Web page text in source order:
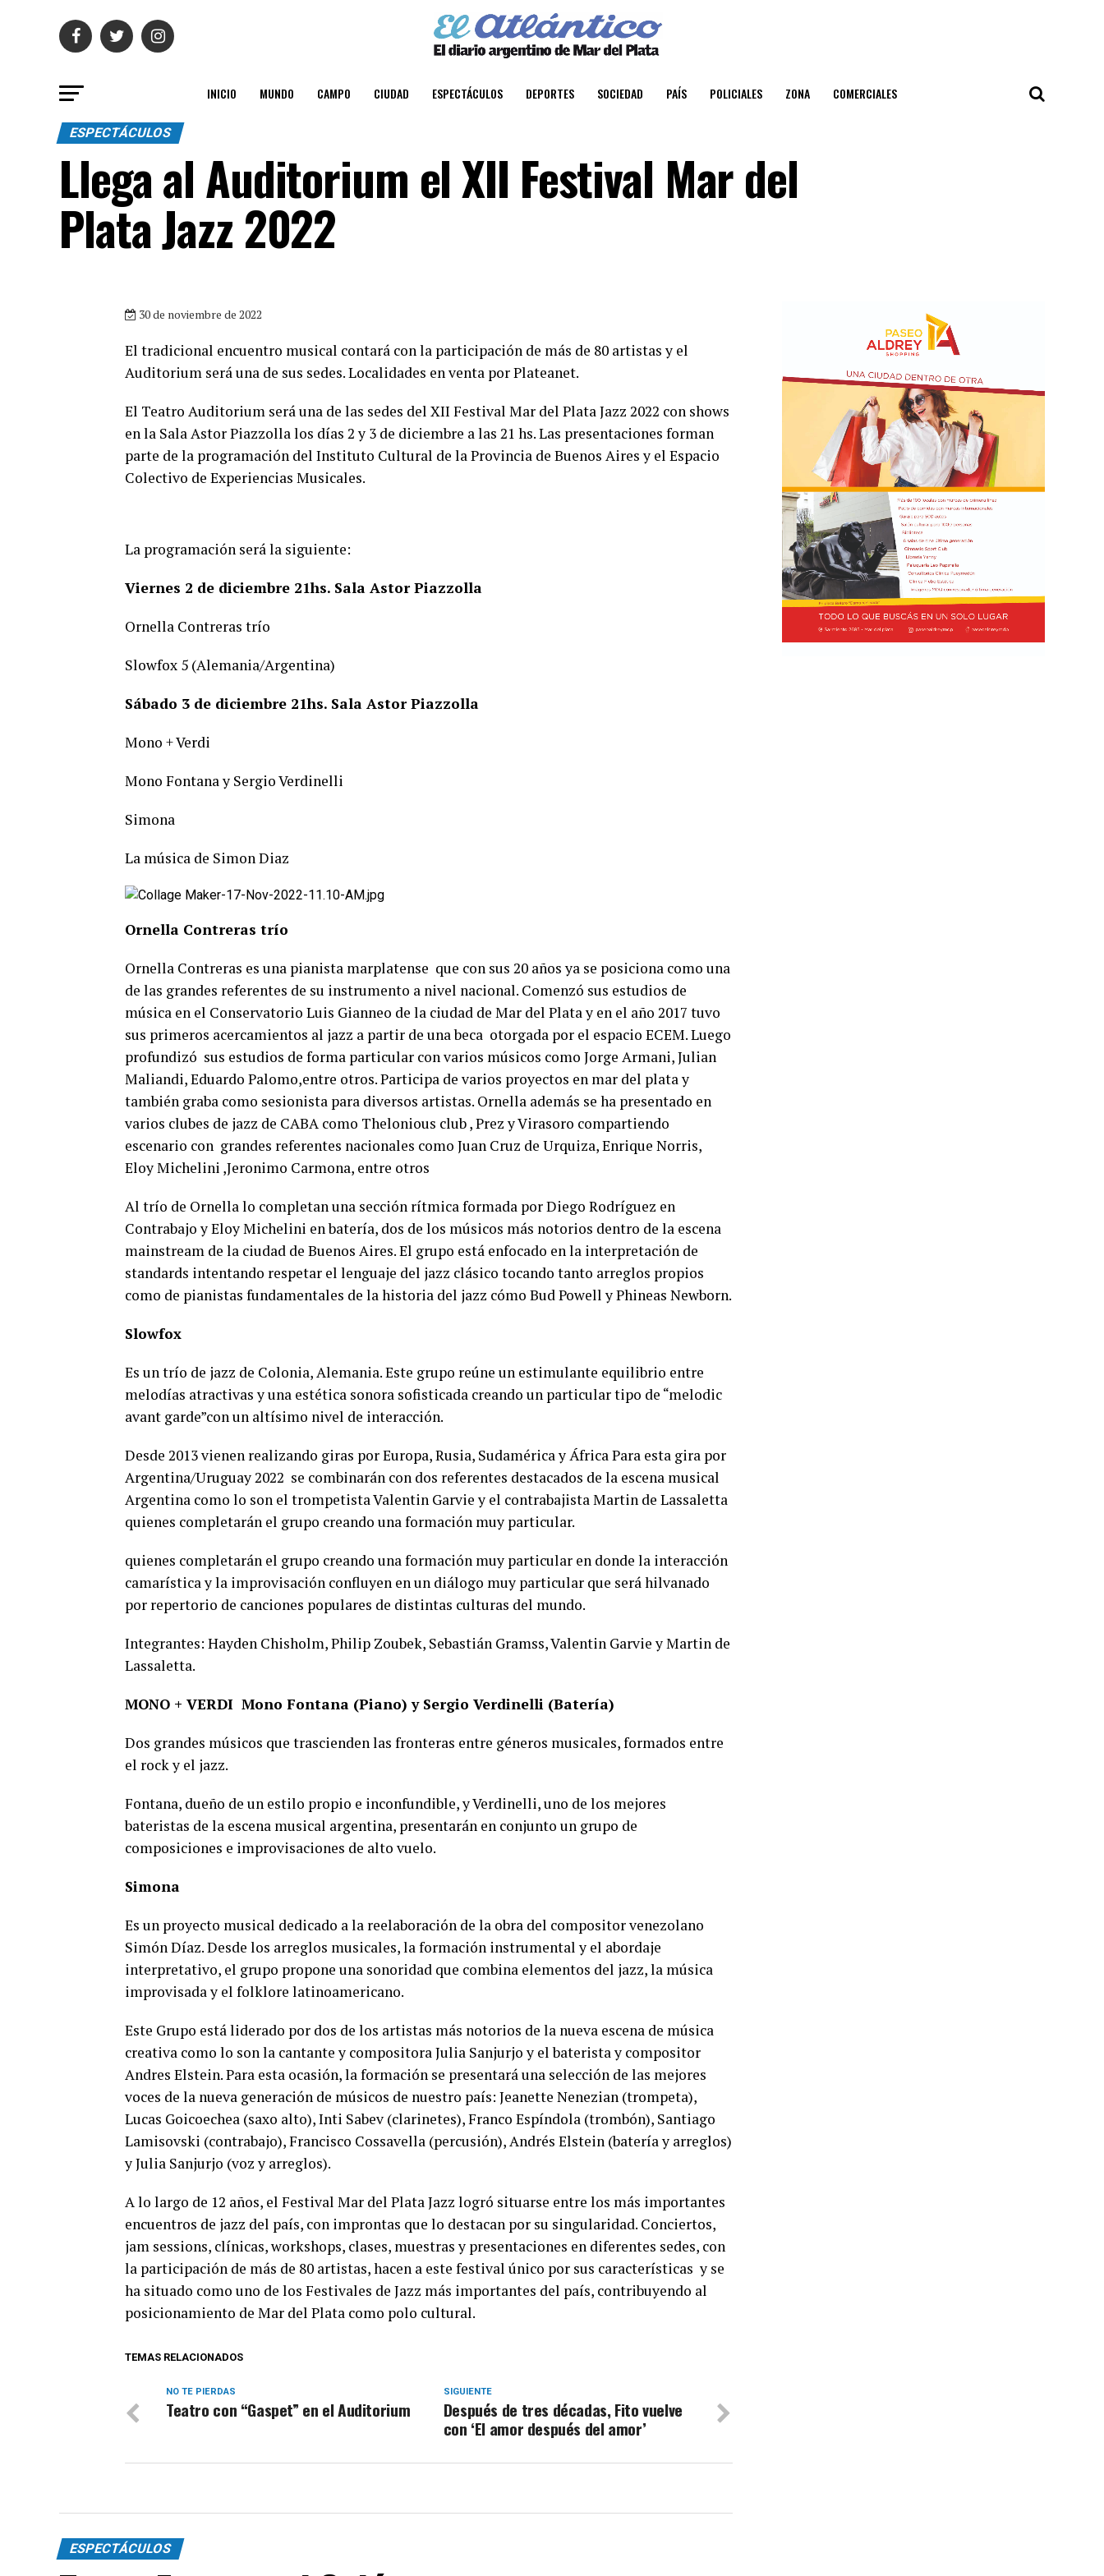
INICIO MUNDO CAMPO CIUDAD ESPECTÁCULOS DEPORTES SOCIEDAD PAÍS POLICIALES ZONA COMERCIALES
ESPECTÁCULOS
Llega al Auditorium el XII Festival Mar del
Plata Jazz 2022
30 de noviembre de 2022
El tradicional encuentro musical contará con la participación de más de 80 artistas y el
Auditorium será una de sus sedes. Localidades en venta por Plateanet.
El Teatro Auditorium será una de las sedes del XII Festival Mar del Plata Jazz 2022 con shows
en la Sala Astor Piazzolla los días 2 y 3 de diciembre a las 21 hs. Las presentaciones forman
parte de la programación del Instituto Cultural de la Provincia de Buenos Aires y el Espacio
Colectivo de Experiencias Musicales.
La programación será la siguiente:
Viernes 2 de diciembre 21hs. Sala Astor Piazzolla
Ornella Contreras trío
Slowfox 5 (Alemania/Argentina)
Sábado 3 de diciembre 21hs. Sala Astor Piazzolla
Mono + Verdi
Mono Fontana y Sergio Verdinelli
Simona
La música de Simon Diaz
Ornella Contreras trío
Ornella Contreras es una pianista marplatense que con sus 20 años ya se posiciona como una
de las grandes referentes de su instrumento a nivel nacional. Comenzó sus estudios de
música en el Conservatorio Luis Gianneo de la ciudad de Mar del Plata y en el año 2017 tuvo
sus primeros acercamientos al jazz a partir de una beca otorgada por el espacio ECEM. Luego
profundizó sus estudios de forma particular con varios músicos como Jorge Armani, Julian
Maliandi, Eduardo Palomo,entre otros. Participa de varios proyectos en mar del plata y
también graba como sesionista para diversos artistas. Ornella además se ha presentado en
varios clubes de jazz de CABA como Thelonious club , Prez y Virasoro compartiendo
escenario con grandes referentes nacionales como Juan Cruz de Urquiza, Enrique Norris,
Eloy Michelini ,Jeronimo Carmona, entre otros
Al trío de Ornella lo completan una sección rítmica formada por Diego Rodríguez en
Contrabajo y Eloy Michelini en batería, dos de los músicos más notorios dentro de la escena
mainstream de la ciudad de Buenos Aires. El grupo está enfocado en la interpretación de
standards intentando respetar el lenguaje del jazz clásico tocando tanto arreglos propios
como de pianistas fundamentales de la historia del jazz cómo Bud Powell y Phineas Newborn.
Slowfox
Es un trío de jazz de Colonia, Alemania. Este grupo reúne un estimulante equilibrio entre
melodías atractivas y una estética sonora sofisticada creando un particular tipo de “melodic
avant garde”con un altísimo nivel de interacción.
Desde 2013 vienen realizando giras por Europa, Rusia, Sudamérica y África Para esta gira por
Argentina/Uruguay 2022 se combinarán con dos referentes destacados de la escena musical
Argentina como lo son el trompetista Valentin Garvie y el contrabajista Martin de Lassaletta
quienes completarán el grupo creando una formación muy particular.
quienes completarán el grupo creando una formación muy particular en donde la interacción
camarística y la improvisación confluyen en un diálogo muy particular que será hilvanado
por repertorio de canciones populares de distintas culturas del mundo.
Integrantes: Hayden Chisholm, Philip Zoubek, Sebastián Gramss, Valentin Garvie y Martin de
Lassaletta.
MONO + VERDI Mono Fontana (Piano) y Sergio Verdinelli (Batería)
Dos grandes músicos que trascienden las fronteras entre géneros musicales, formados entre
el rock y el jazz.
Fontana, dueño de un estilo propio e inconfundible, y Verdinelli, uno de los mejores
bateristas de la escena musical argentina, presentarán en conjunto un grupo de
composiciones e improvisaciones de alto vuelo.
Simona
Es un proyecto musical dedicado a la reelaboración de la obra del compositor venezolano
Simón Díaz. Desde los arreglos musicales, la formación instrumental y el abordaje
interpretativo, el grupo propone una sonoridad que combina elementos del jazz, la música
improvisada y el folklore latinoamericano.
Este Grupo está liderado por dos de los artistas más notorios de la nueva escena de música
creativa como lo son la cantante y compositora Julia Sanjurjo y el baterista y compositor
Andres Elstein. Para esta ocasión, la formación se presentará una selección de las mejores
voces de la nueva generación de músicos de nuestro país: Jeanette Nenezian (trompeta),
Lucas Goicoechea (saxo alto), Inti Sabev (clarinetes), Franco Espíndola (trombón), Santiago
Lamisovski (contrabajo), Francisco Cossavella (percusión), Andrés Elstein (batería y arreglos)
y Julia Sanjurjo (voz y arreglos).
A lo largo de 12 años, el Festival Mar del Plata Jazz logró situarse entre los más importantes
encuentros de jazz del país, con improntas que lo destacan por su singularidad. Conciertos,
jam sessions, clínicas, workshops, clases, muestras y presentaciones en diferentes sedes, con
la participación de más de 80 artistas, hacen a este festival único por sus características y se
ha situado como uno de los Festivales de Jazz más importantes del país, contribuyendo al
posicionamiento de Mar del Plata como polo cultural.
TEMAS RELACIONADOS
SIGUIENTE
Después de tres décadas, Fito vuelve
con ‘El amor después del amor’
NO TE PIERDAS
Teatro con “Gaspet” en el Auditorium
ESPECTÁCULOS